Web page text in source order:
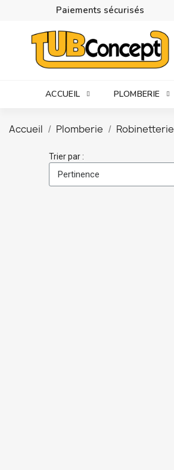
Paiements sécurisés
ACCUEIL PLOMBERIE
Accueil Plomberie Robinetterie
Trier par :